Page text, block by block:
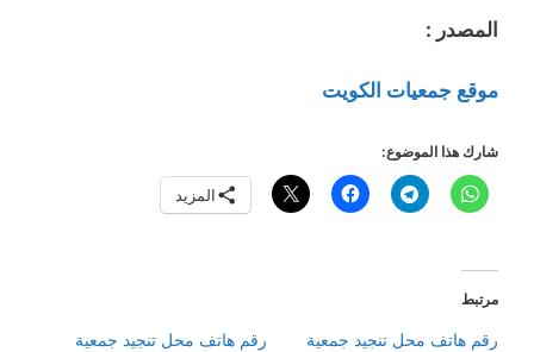
المصدر :
موقع جمعيات الكويت
شارك هذا الموضوع:
المزيد
مرتبط
رقم هاتف محل تنجيد جمعية
رقم هاتف محل تنجيد جمعية